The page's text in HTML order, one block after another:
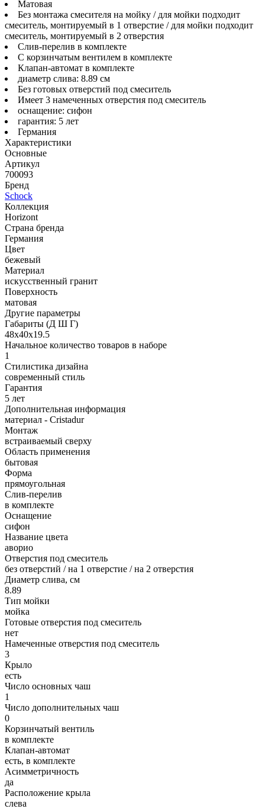
Матовая
Без монтажа смесителя на мойку / для мойки подходит
смеситель, монтируемый в 1 отверстие / для мойки подходит
смеситель, монтируемый в 2 отверстия
Слив-перелив в комплекте
С корзинчатым вентилем в комплекте
Клапан-автомат в комплекте
диаметр слива: 8.89 см
Без готовых отверстий под смеситель
Имеет 3 намеченных отверстия под смеситель
оснащение: сифон
гарантия: 5 лет
Германия
Характеристики
Основные
Артикул
700093
Бренд
Schock
Коллекция
Horizont
Страна бренда
Германия
Цвет
бежевый
Материал
искусственный гранит
Поверхность
матовая
Другие параметры
Габариты (Д Ш Г)
48х40х19.5
Начальное количество товаров в наборе
1
Стилистика дизайна
современный стиль
Гарантия
5 лет
Дополнительная информация
материал - Cristadur
Монтаж
встраиваемый сверху
Область применения
бытовая
Форма
прямоугольная
Слив-перелив
в комплекте
Оснащение
сифон
Название цвета
аворио
Отверстия под смеситель
без отверстий / на 1 отверстие / на 2 отверстия
Диаметр слива, см
8.89
Тип мойки
мойка
Готовые отверстия под смеситель
нет
Намеченные отверстия под смеситель
3
Крыло
есть
Число основных чаш
1
Число дополнительных чаш
0
Корзинчатый вентиль
в комплекте
Клапан-автомат
есть, в комплекте
Асимметричность
да
Расположение крыла
слева